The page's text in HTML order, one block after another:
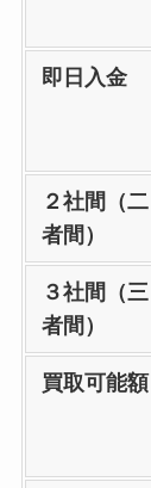
即日入金
２社間（二
者間）
３社間（三
者間）
買取可能額